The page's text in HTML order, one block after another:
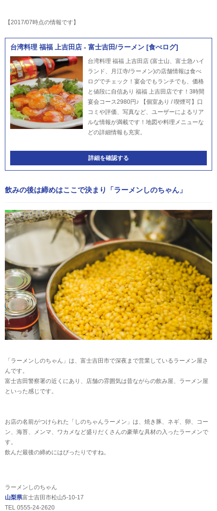
【2017/07時点の情報です】
台湾料理 福福 上吉田店 - 富士吉田/ラーメン [食べログ]
台湾料理 福福 上吉田店 (富士山、富士急ハイ
ランド、月江寺/ラーメン)の店舗情報は食べ
ログでチェック！宴会でもランチでも、価格
と値段に自信あり 福福 上吉田店です！3時間
宴会コース2980円♪ 【個室あり / 喫煙可】口
コミや評価、写真など、ユーザーによるリア
ルな情報が満載です！地図や料理メニューな
どの詳細情報も充実。
詳細を確認する
飲みの後は締めはここで決まり「ラーメンしのちゃん」
「ラーメンしのちゃん」は、富士吉田市で深夜まで営業しているラーメン屋さ
んです。
富士吉田警察署の近くにあり、店舗の雰囲気は昔ながらの飲み屋、ラーメン屋
といった感じです。
お店の名前がつけられた「しのちゃんラーメン」は、焼き豚、ネギ、卵、コー
ン、海苔、メンマ、ワカメなど盛りだくさんの豪華な具材の入ったラーメンで
す。
飲んだ最後の締めにはぴったりですね。
ラーメンしのちゃん
山梨県富士吉田市松山5-10-17
TEL 0555-24-2620